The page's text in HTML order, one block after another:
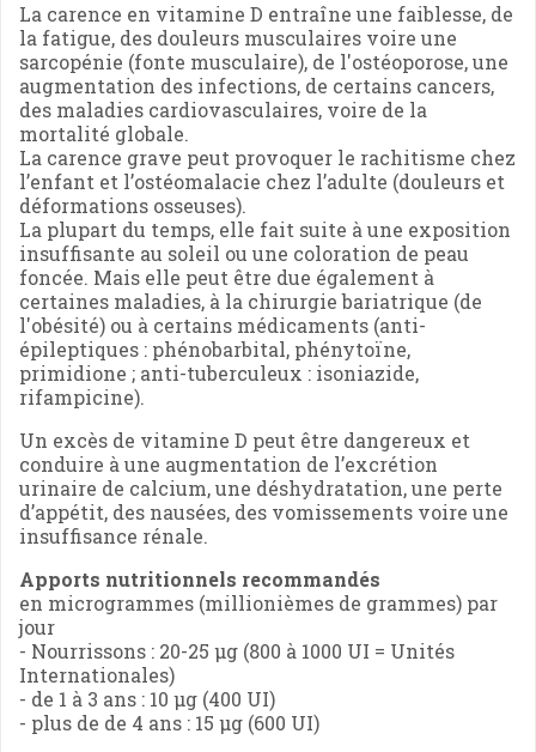
La carence en vitamine D entraîne une faiblesse, de
la fatigue, des douleurs musculaires voire une
sarcopénie (fonte musculaire), de l'ostéoporose, une
augmentation des infections, de certains cancers,
des maladies cardiovasculaires, voire de la
mortalité globale.
La carence grave peut provoquer le rachitisme chez
l’enfant et l’ostéomalacie chez l’adulte (douleurs et
déformations osseuses).
La plupart du temps, elle fait suite à une exposition
insuffisante au soleil ou une coloration de peau
foncée. Mais elle peut être due également à
certaines maladies, à la chirurgie bariatrique (de
l'obésité) ou à certains médicaments (anti-
épileptiques : phénobarbital, phénytoïne,
primidione ; anti-tuberculeux : isoniazide,
rifampicine).
Un excès de vitamine D peut être dangereux et
conduire à une augmentation de l’excrétion
urinaire de calcium, une déshydratation, une perte
d’appétit, des nausées, des vomissements voire une
insuffisance rénale.
Apports nutritionnels recommandés
en microgrammes (millionièmes de grammes) par
jour
- Nourrissons : 20-25 µg (800 à 1000 UI = Unités
Internationales)
- de 1 à 3 ans : 10 µg (400 UI)
- plus de de 4 ans : 15 µg (600 UI)